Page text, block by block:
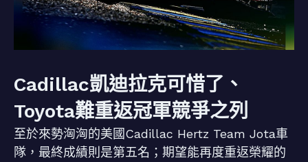
Cadillac凱迪拉克可惜了、
Toyota難重返冠軍競爭之列
至於來勢洶洶的美國Cadillac Hertz Team Jota車
隊，最終成績則是第五名；期望能再度重返榮耀的